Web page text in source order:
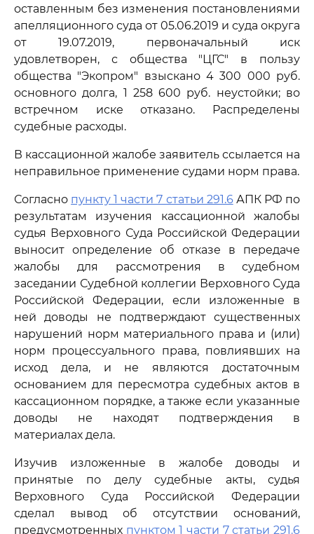
оставленным без изменения постановлениями
апелляционного суда от 05.06.2019 и суда округа
от 19.07.2019, первоначальный иск
удовлетворен, с общества "ЦГС" в пользу
общества "Экопром" взыскано 4 300 000 руб.
основного долга, 1 258 600 руб. неустойки; во
встречном иске отказано. Распределены
судебные расходы.
В кассационной жалобе заявитель ссылается на
неправильное применение судами норм права.
Согласно пункту 1 части 7 статьи 291.6АПК РФ по
результатам изучения кассационной жалобы
судья Верховного Суда Российской Федерации
выносит определение об отказе в передаче
жалобы для рассмотрения в судебном
заседании Судебной коллегии Верховного Суда
Российской Федерации, если изложенные в
ней доводы не подтверждают существенных
нарушений норм материального права и (или)
норм процессуального права, повлиявших на
исход дела, и не являются достаточным
основанием для пересмотра судебных актов в
кассационном порядке, а также если указанные
доводы не находят подтверждения в
материалах дела.
Изучив изложенные в жалобе доводы и
принятые по делу судебные акты, судья
Верховного Суда Российской Федерации
сделал вывод об отсутствии оснований,
предусмотренных пунктом 1 части 7 статьи 291.6